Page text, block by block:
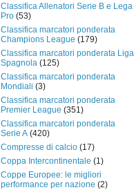
Classifica Allenatori Serie B e Lega
Pro (53)
Classifica marcatori ponderata
Champions League (179)
Classifica marcatori ponderata Liga
Spagnola (125)
Classifica marcatori ponderata
Mondiali (3)
Classifica marcatori ponderata
Premier League (351)
Classifica marcatori ponderata
Serie A (420)
Compresse di calcio (17)
Coppa Intercontinentale (1)
Coppe Europee: le migliori
performance per nazione (2)